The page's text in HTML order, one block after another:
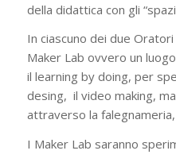
della didattica con gli
In ciascuno dei due
Maker Lab ovvero un
il learning by doing, per
desing, il video making,
attraverso la
I Maker Lab saranno